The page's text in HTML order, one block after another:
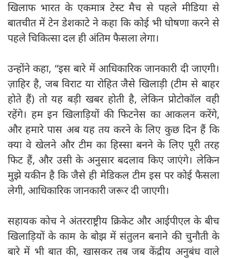
खिलाफ भारत के एकमात्र टेस्ट मैच से पहले मीडिया से
बातचीत में टेन डेशकाटे ने कहा कि कोई भी घोषणा करने से
पहले चिकित्सा दल ही अंतिम फैसला लेगा।
उन्होंने कहा, “इस बारे में आधिकारिक जानकारी दी जाएगी।
ज़ाहिर है, जब विराट या रोहित जैसे खिलाड़ी (टीम से बाहर
होते हैं) तो यह बड़ी खबर होती है, लेकिन प्रोटोकॉल वही
रहेंगे। हम इन खिलाड़ियों की फिटनेस का आकलन करेंगे,
और हमारे पास अब यह तय करने के लिए कुछ दिन हैं कि
क्या वे खेलने और टीम का हिस्सा बनने के लिए पूरी तरह
फिट हैं, और उसी के अनुसार बदलाव किए जाएंगे। लेकिन
मुझे यकीन है कि जैसे ही मेडिकल टीम इस पर कोई फैसला
लेगी, आधिकारिक जानकारी जरूर दी जाएगी।
सहायक कोच ने अंतरराष्ट्रीय क्रिकेट और आईपीएल के बीच
खिलाड़ियों के काम के बोझ में संतुलन बनाने की चुनौती के
बारे में भी बात की, खासकर तब जब केंद्रीय अनुबंध वाले